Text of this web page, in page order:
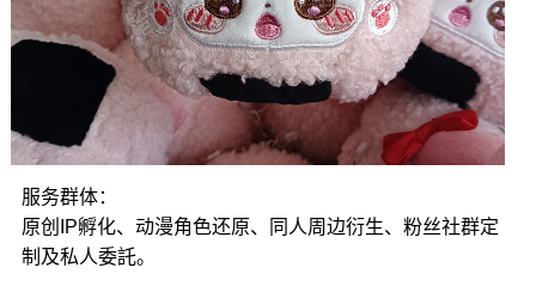
服务群体：
原创IP孵化、动漫角色还原、同人周边衍生、粉丝社群定
制及私人委託。